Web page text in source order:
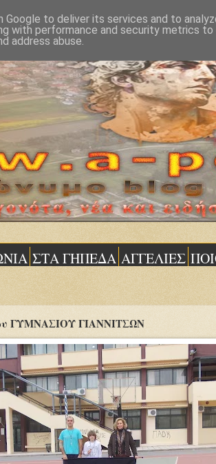
ΣΤΑ ΓΗΠΕΔΑ ΑΓΓΕΛΙΕΣ
ΓΥΜΝΑΣΙΟΥ ΓΙΑΝΝΙΤΣΩΝ
to deliver its services and to
with performance and security metrics
address abuse.